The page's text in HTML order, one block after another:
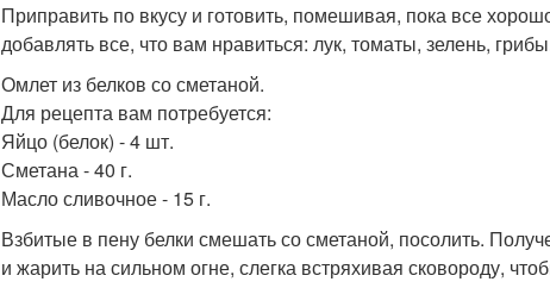
Приправить по вкусу и готовить, помешивая, пока все
добавлять все, что вам нравиться: лук, томаты, зелень,
Омлет из белков со сметаной.
Для рецепта вам потребуется:
Яйцо (белок) - 4 шт.
Сметана - 40 г.
Масло сливочное - 15 г.
Взбитые в пену белки смешать со сметаной, посолить.
и жарить на сильном огне, слегка встряхивая сковороду,